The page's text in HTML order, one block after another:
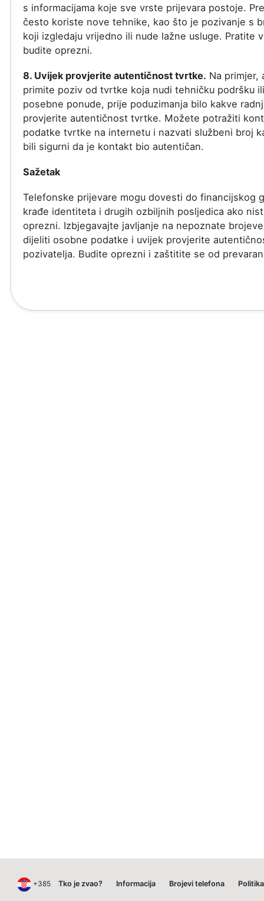
s informacijama koje sve vrste prijevara postoje.
često koriste nove tehnike, kao što je pozivanje s
koji izgledaju vrijedno ili nude lažne usluge. Pratite
budite oprezni.
8. Uvijek provjerite autentičnost tvrtke. Na primjer,
primite poziv od tvrtke koja nudi tehničku podršku ili
posebne ponude, prije poduzimanja bilo kakve
provjerite autentičnost tvrtke. Možete potražiti
podatke tvrtke na internetu i nazvati službeni broj
bili sigurni da je kontakt bio autentičan.
Sažetak
Telefonske prijevare mogu dovesti do financijskog
krađe identiteta i drugih ozbiljnih posljedica ako
oprezni. Izbjegavajte javljanje na nepoznate
dijeliti osobne podatke i uvijek provjerite
pozivatelja. Budite oprezni i zaštitite se od
+385 Tko je zvao? Informacija Brojevi telefona